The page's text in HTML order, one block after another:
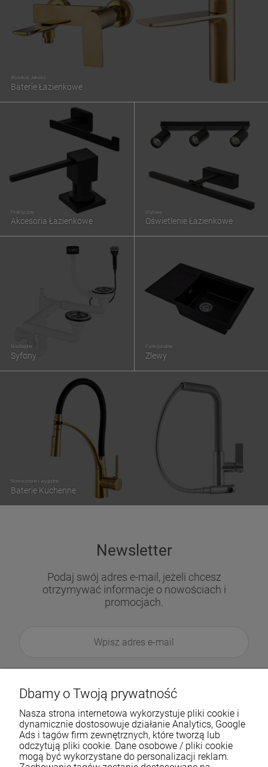
Wysokiej Jakości
Baterie Łazienkowe
Praktyczne
Akcesoria Łazienkowe
Stylowe
Oświetlenie Łazienkowe
Nowoczesne i wygodne
Baterie Kuchenne
Niezbędne
Syfony
Funkcjonalne
Zlewy
Newsletter
Podaj swój adres e-mail, jeżeli chcesz
otrzymywać informacje o nowościach i
promocjach.
Dbamy o Twoją prywatność
Nasza strona internetowa wykorzystuje pliki cookie i
dynamicznie dostosowuje działanie Analytics, Google
Ads i tagów firm zewnętrznych, które tworzą lub
odczytują pliki cookie. Dane osobowe / pliki cookie
mogą być wykorzystane do personalizacji reklam.